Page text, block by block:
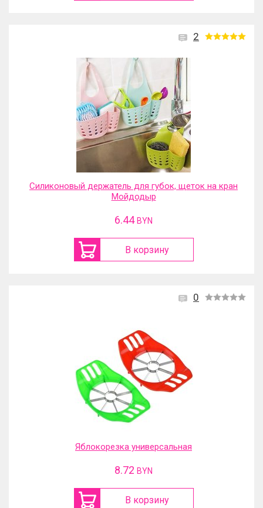
2
Силиконовый держатель для губок, щеток на кран
Мойдодыр
6.44 BYN
В корзину
0
Яблокорезка универсальная
8.72 BYN
В корзину